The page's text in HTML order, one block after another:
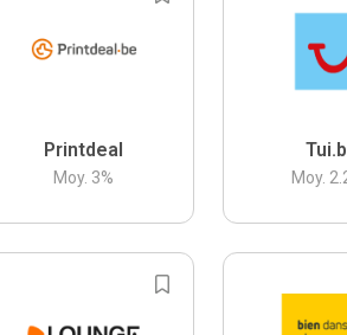
Printdeal
Moy. 3% Moy.